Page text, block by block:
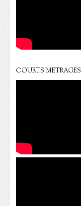
COURTS METRAGES